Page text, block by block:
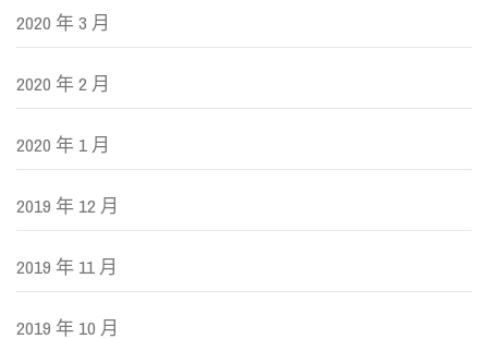
2020 年 3 月
2020 年 2 月
2020 年 1 月
2019 年 12 月
2019 年 11 月
2019 年 10 月